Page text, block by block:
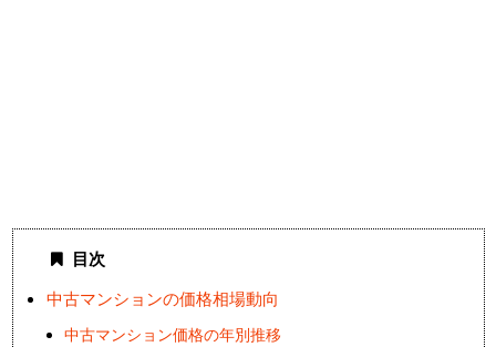
目次
中古マンションの価格相場動向
中古マンション価格の年別推移